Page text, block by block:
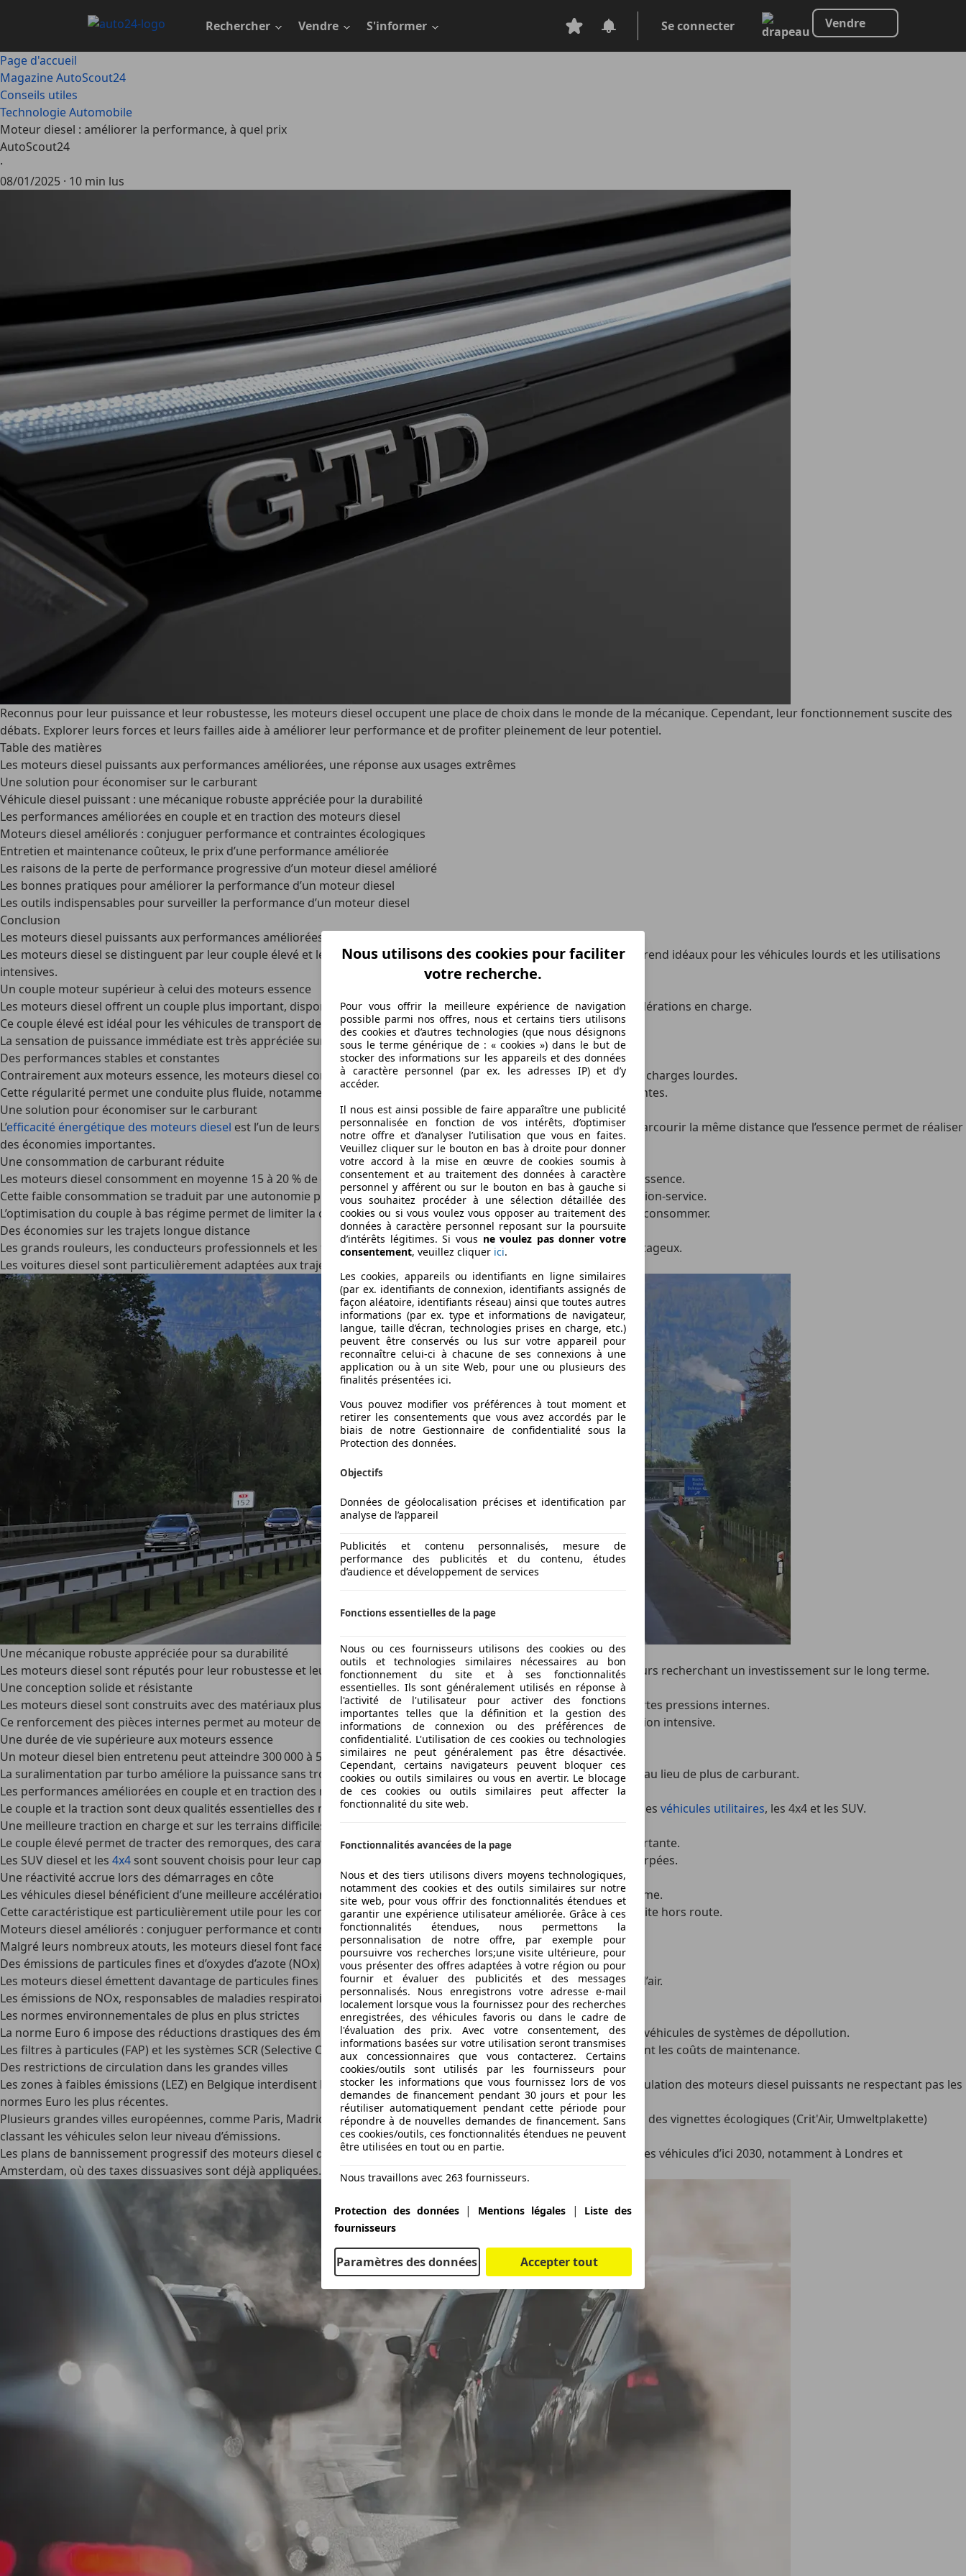
principal
Rechercher Vendre S'informer Se connecter Vendre
Page d'accueil
Magazine AutoScout24
Conseils utiles
Technologie Automobile
Moteur diesel : améliorer la performance, à quel prix
AutoScout24
·
08/01/2025 · 10 min lus
Reconnus pour leur puissance et leur robustesse, les moteurs diesel occupent une place de choix dans le monde de la mécanique. Cependant, leur fonctionnement suscite des
débats. Explorer leurs forces et leurs failles aide à améliorer leur performance et de profiter pleinement de leur potentiel.
Table des matières
Les moteurs diesel puissants aux performances améliorées, une réponse aux usages extrêmes
Une solution pour économiser sur le carburant
Véhicule diesel puissant : une mécanique robuste appréciée pour la durabilité
Les performances améliorées en couple et en traction des moteurs diesel
Moteurs diesel améliorés : conjuguer performance et contraintes écologiques
Entretien et maintenance coûteux, le prix d’une performance améliorée
Les raisons de la perte de performance progressive d’un moteur diesel amélioré
Les bonnes pratiques pour améliorer la performance d’un moteur diesel
Les outils indispensables pour surveiller la performance d’un moteur diesel
Conclusion
Les moteurs diesel puissants aux performances améliorées, une réponse aux usages extrêmes
Les moteurs diesel se distinguent par leur couple élevé et leur capacité à produire une puissance constante, ce qui les rend idéaux pour les véhicules lourds et les utilisations
intensives.
Un couple moteur supérieur à celui des moteurs essence
Les moteurs diesel offrent un couple plus important, disponible à bas régime, ce qui facilite les démarrages et les accélérations en charge.
Ce couple élevé est idéal pour les véhicules de transport de marchandises, les SUV et les véhicules de remorquage.
La sensation de puissance immédiate est très appréciée sur les routes montagneuses ou lors des dépassements.
Des performances stables et constantes
Contrairement aux moteurs essence, les moteurs diesel conservent leur puissance, même lorsqu’ils sont soumis à des charges lourdes.
Cette régularité permet une conduite plus fluide, notamment sur les longues distances ou lors des trajets avec des pentes.
Une solution pour économiser sur le carburant
L’efficacité énergétique des moteurs diesel est l’un de leurs principaux atouts. Consommer moins de carburant pour parcourir la même distance que l’essence permet de réaliser
des économies importantes.
Une consommation de carburant réduite
Les moteurs diesel consomment en moyenne 15 à 20 % de carburant en moins que leurs équivalents fonctionnant à l’essence.
Cette faible consommation se traduit par une autonomie plus importante, ce qui réduit la fréquence des arrêts en station-service.
L’optimisation du couple à bas régime permet de limiter la consommation, en tirant parti de la force du diesel sans surconsommer.
Des économies sur les trajets longue distance
Les grands rouleurs, les conducteurs professionnels et les transporteurs bénéficient d’un coût au kilomètre plus avantageux.
Les voitures diesel sont particulièrement adaptées aux trajets autoroutiers où la consommation est optimisée.
Une mécanique robuste appréciée pour sa durabilité
Les moteurs diesel sont réputés pour leur robustesse et leur longévité, deux caractéristiques qui séduisent les acheteurs recherchant un investissement sur le long terme.
Une conception solide et résistante
Les moteurs diesel sont construits avec des matériaux plus robustes (pistons, bielles, vilebrequin) pour résister aux fortes pressions internes.
Ce renforcement des pièces internes permet au moteur de durer plus longtemps, même dans des conditions d’utilisation intensive.
Une durée de vie supérieure aux moteurs essence
Un moteur diesel bien entretenu peut atteindre300 000 à 500 000 kmsans nécessiter de reconstruction majeure.
La suralimentation par turbo améliore la puissance sans trop augmenter la consommation, en utilisant l’air comprimé au lieu de plus de carburant.
Les performances améliorées en couple et en traction des moteurs diesel
Le couple et la traction sont deux qualités essentielles des moteurs diesel, ce qui explique leur présence massive dans les véhicules utilitaires, les 4x4 et les SUV.
Une meilleure traction en charge et sur les terrains difficiles
Le couple élevé permet de tracter des remorques, des caravanes ou des équipements lourds avec une facilité déconcertante.
Les SUV diesel et les 4x4 sont souvent choisis pour leur capacité à franchir des obstacles ou à grimper des pentes escarpées.
Une réactivité accrue lors des démarrages en côte
Les véhicules diesel bénéficient d’une meilleure accélération en montée grâce au couple maximal disponible à bas régime.
Cette caractéristique est particulièrement utile pour les conducteurs de véhicules utilitaires ou les adeptes de la conduite hors route.
Moteurs diesel améliorés : conjuguer performance et contraintes écologiques
Malgré leurs nombreux atouts, les moteurs diesel font face à des critiques croissantes sur le plan environnemental.
Des émissions de particules fines et d’oxydes d’azote (NOx)
Les moteurs diesel émettent davantage de particules fines que les moteurs essence, ce qui contribue à la pollution de l’air.
Les émissions de NOx, responsables de maladies respiratoires, sont également un problème majeur.
Les normes environnementales de plus en plus strictes
La norme Euro 6 impose des réductions drastiques des émissions de NOx, obligeant les constructeurs à équiper leurs véhicules de systèmes de dépollution.
Les filtres à particules (FAP) et les systèmes SCR (Selective Catalytic Reduction) réduisent les émissions, mais augmentent les coûts de maintenance.
Des restrictions de circulation dans les grandes villes
Les zones à faibles émissions (LEZ) en Belgique interdisent l’accès aux véhicules diesel les plus polluants, limitant la circulation des moteurs diesel puissants ne respectant pas les
normes Euro les plus récentes.
Plusieurs grandes villes européennes, comme Paris, Madrid et Berlin, restreignent la circulation des diesels anciens via des vignettes écologiques (Crit'Air, Umweltplakette)
classant les véhicules selon leur niveau d’émissions.
Les plans de bannissement progressif des moteurs diesel dans certaines villes d’Europe visent à interdire totalement ces véhicules d’ici 2030, notamment à Londres et
Amsterdam, où des taxes dissuasives sont déjà appliquées.
Nous utilisons des cookies pour faciliter
votre recherche.
Pour vous offrir la meilleure expérience de navigation
possible parmi nos offres, nous et certains tiers utilisons
des cookies et d’autres technologies (que nous désignons
sous le terme générique de : « cookies ») dans le but de
stocker des informations sur les appareils et des données
à caractère personnel (par ex. les adresses IP) et d’y
accéder.
Il nous est ainsi possible de faire apparaître une publicité
personnalisée en fonction de vos intérêts, d’optimiser
notre offre et d’analyser l’utilisation que vous en faites.
Veuillez cliquer sur le bouton en bas à droite pour donner
votre accord à la mise en œuvre de cookies soumis à
consentement et au traitement des données à caractère
personnel y afférent ou sur le bouton en bas à gauche si
vous souhaitez procéder à une sélection détaillée des
cookies ou si vous voulez vous opposer au traitement des
données à caractère personnel reposant sur la poursuite
d’intérêts légitimes. Si vous ne voulez pas donner votre
consentement, veuillez cliquer ici.
Les cookies, appareils ou identifiants en ligne similaires
(par ex. identifiants de connexion, identifiants assignés de
façon aléatoire, identifiants réseau) ainsi que toutes autres
informations (par ex. type et informations de navigateur,
langue, taille d’écran, technologies prises en charge, etc.)
peuvent être conservés ou lus sur votre appareil pour
reconnaître celui-ci à chacune de ses connexions à une
application ou à un site Web, pour une ou plusieurs des
finalités présentées ici.
Vous pouvez modifier vos préférences à tout moment et
retirer les consentements que vous avez accordés par le
biais de notre Gestionnaire de confidentialité sous la
Protection des données.
Objectifs
Données de géolocalisation précises et identification par
analyse de l’appareil
Publicités et contenu personnalisés, mesure de
performance des publicités et du contenu, études
d’audience et développement de services
Fonctions essentielles de la page
Nous ou ces fournisseurs utilisons des cookies ou des
outils et technologies similaires nécessaires au bon
fonctionnement du site et à ses fonctionnalités
essentielles. Ils sont généralement utilisés en réponse à
l'activité de l'utilisateur pour activer des fonctions
importantes telles que la définition et la gestion des
informations de connexion ou des préférences de
confidentialité. L'utilisation de ces cookies ou technologies
similaires ne peut généralement pas être désactivée.
Cependant, certains navigateurs peuvent bloquer ces
cookies ou outils similaires ou vous en avertir. Le blocage
de ces cookies ou outils similaires peut affecter la
fonctionnalité du site web.
Fonctionnalités avancées de la page
Nous et des tiers utilisons divers moyens technologiques,
notamment des cookies et des outils similaires sur notre
site web, pour vous offrir des fonctionnalités étendues et
garantir une expérience utilisateur améliorée. Grâce à ces
fonctionnalités étendues, nous permettons la
personnalisation de notre offre, par exemple pour
poursuivre vos recherches lors;une visite ultérieure, pour
vous présenter des offres adaptées à votre région ou pour
fournir et évaluer des publicités et des messages
personnalisés. Nous enregistrons votre adresse e-mail
localement lorsque vous la fournissez pour des recherches
enregistrées, des véhicules favoris ou dans le cadre de
l'évaluation des prix. Avec votre consentement, des
informations basées sur votre utilisation seront transmises
aux concessionnaires que vous contacterez. Certains
cookies/outils sont utilisés par les fournisseurs pour
stocker les informations que vous fournissez lors de vos
demandes de financement pendant 30 jours et pour les
réutiliser automatiquement pendant cette période pour
répondre à de nouvelles demandes de financement. Sans
ces cookies/outils, ces fonctionnalités étendues ne peuvent
être utilisées en tout ou en partie.
Nous travaillons avec 263 fournisseurs.
Protection des données| Mentions légales|
Liste des
fournisseurs
Paramètres des données Accepter tout